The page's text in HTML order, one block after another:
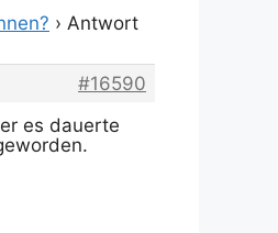
› Antwort
#16590
es dauerte